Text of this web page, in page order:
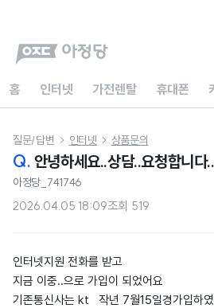
홈 인터넷 가전렌탈 휴대폰
질문/답변  인터넷  상품문의
Q. 안녕하세요..상담..요청합니다..
아정당_741746
2026.04.05 18:09조회 519
인터넷지원 전화를 받고
지금 이중..으로 가입이 되었어요
기존통신사는 kt 작년 7월15일경가입하였